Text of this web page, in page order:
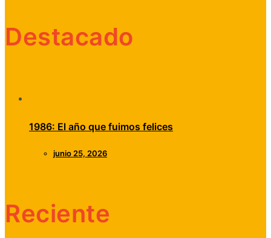
Destacado
1986: El año que fuimos felices
junio 25, 2026
Reciente